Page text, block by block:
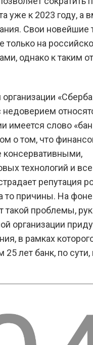
уже к 2023 году, а
Свои новейшие
только на
однако к таким
имеется слово
о том, что
консервативными,
технологий и
репутация
то причины. На
такой проблемы,
организации
в рамках
лет банк, по сути,